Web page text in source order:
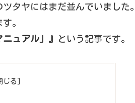
タヤにはまだ並んでいました。
。
ュアル」』
という記事です。